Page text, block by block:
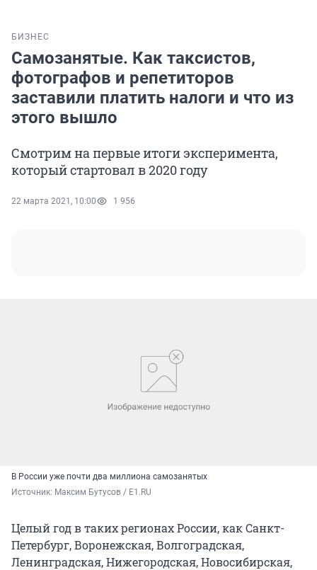
БИЗНЕС
Самозанятые. Как таксистов,
фотографов и репетиторов
заставили платить налоги и что из
этого вышло
Смотрим на первые итоги эксперимента,
который стартовал в 2020 году
22 марта 2021, 10:00 1 956
В России уже почти два миллиона самозанятых
Источник: Максим Бутусов / Е1.RU
Целый год в таких регионах России, как Санкт-
Петербург, Воронежская, Волгоградская,
Ленинградская, Нижегородская, Новосибирская,